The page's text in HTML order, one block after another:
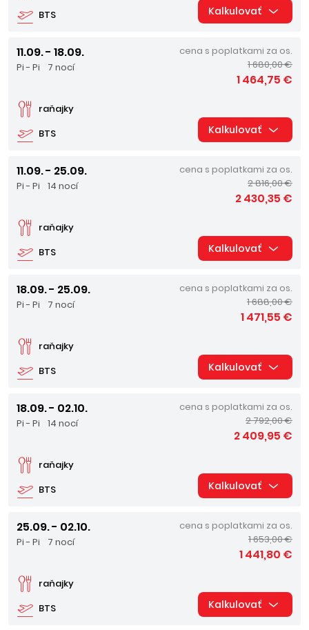
BTS Kalkulovať
11.09. - 18.09.
Pi - Pi 7 nocí
BTS
raňajky
cena s poplatkami za os.
1 680,00 €
1 464,75 €
Kalkulovať
11.09. - 25.09.
Pi - Pi 14 nocí
BTS
raňajky
cena s poplatkami za os.
2 816,00 €
2 430,35 €
Kalkulovať
18.09. - 25.09.
Pi - Pi 7 nocí
BTS
raňajky
cena s poplatkami za os.
1 688,00 €
1 471,55 €
Kalkulovať
18.09. - 02.10.
Pi - Pi 14 nocí
BTS
raňajky
cena s poplatkami za os.
2 792,00 €
2 409,95 €
Kalkulovať
25.09. - 02.10.
Pi - Pi 7 nocí
BTS
raňajky
cena s poplatkami za os.
1 653,00 €
1 441,80 €
Kalkulovať